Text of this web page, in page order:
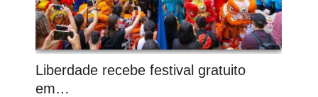
Liberdade recebe festival gratuito
em…